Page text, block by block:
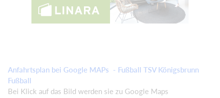
Anfahrtsplan bei Google MAPs - Fußball TSV Königsbrunn
Fußball
Bei Klick auf das Bild werden sie zu Google Maps